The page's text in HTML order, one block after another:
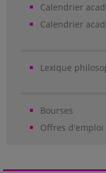
Calendrier
Calendrier
Lexique
Bourses
Offres d'emploi